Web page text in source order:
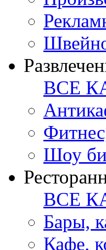
ВСЕ
Шоу
ВСЕ
Бары,
Кафе,